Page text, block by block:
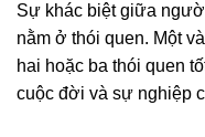
Sự khác biệt giữa
nằm ở thói quen. Một
hai hoặc ba thói quen
cuộc đời và sự nghiệp